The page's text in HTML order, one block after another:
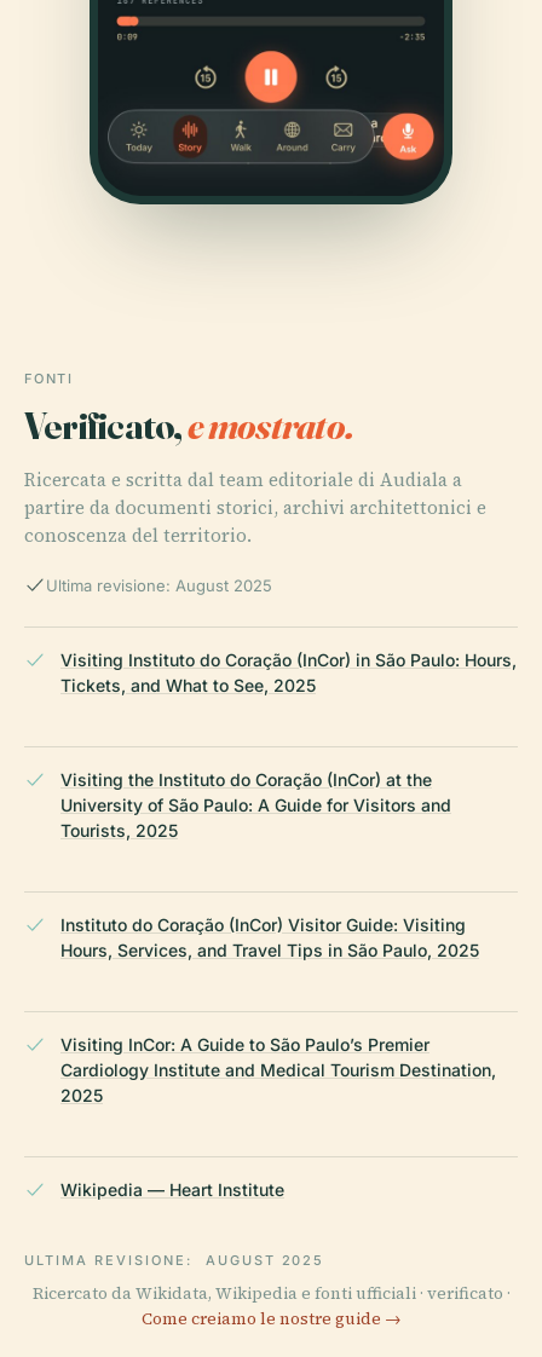
FONTI
Verificato,e mostrato.
Ricercata e scritta dal team editoriale di Audiala a
partire da documenti storici, archivi architettonici e
conoscenza del territorio.
Ultima revisione: August 2025
Visiting Instituto do Coração (InCor) in São Paulo: Hours,
Tickets, and What to See, 2025
Visiting the Instituto do Coração (InCor) at the
University of São Paulo: A Guide for Visitors and
Tourists, 2025
Instituto do Coração (InCor) Visitor Guide: Visiting
Hours, Services, and Travel Tips in São Paulo, 2025
Visiting InCor: A Guide to São Paulo’s Premier
Cardiology Institute and Medical Tourism Destination,
2025
Wikipedia — Heart Institute
ULTIMA REVISIONE: AUGUST 2025
Ricercato da Wikidata, Wikipedia e fonti ufficiali · verificato ·
Come creiamo le nostre guide →